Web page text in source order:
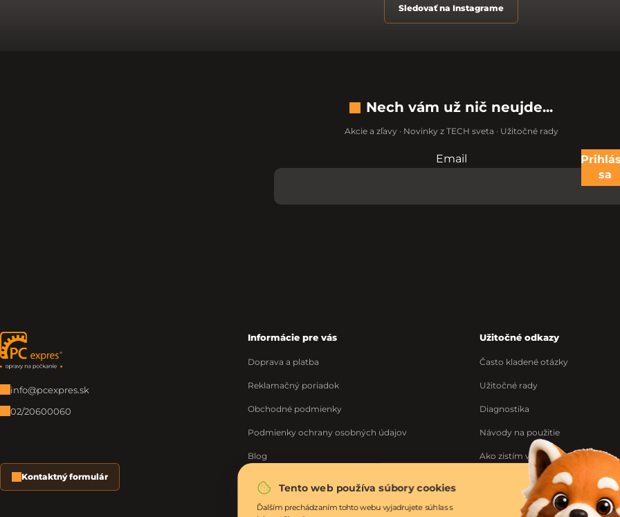
Tento web používa súbory cookies
Ďalším prechádzaním tohto webu vyjadrujete súhlas s
Sledovať na Instagrame
Nech vám už nič neujde...
Akcie a zľavy · Novinky z TECH sveta · Užitočné rady
Nevypĺňajte toto pole:
Email
sa
Zápätie
info@pcexpres.sk
02/20600060
Kontaktný formulár
Informácie pre vás
Doprava a platba
Reklamačný poriadok
Obchodné podmienky
Podmienky ochrany osobných údajov
Blog
O nás
Moja objednávka
Užitočné odkazy
Často kladené otázky
Užitočné rady
Diagnostika
Návody na použitie
Ako zistím výrobné číslo
Ponuka práce